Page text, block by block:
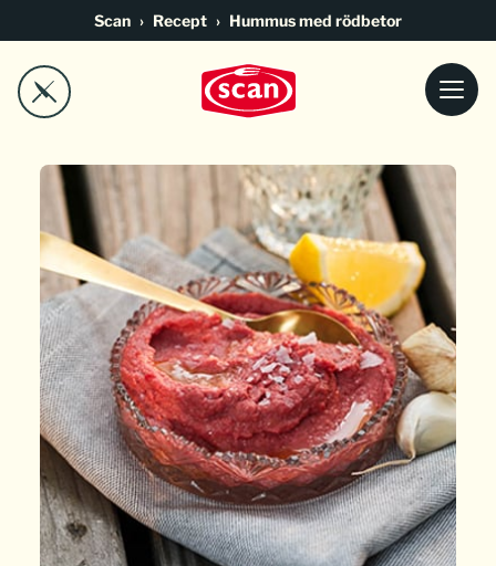
Scan Recept Hummus med rödbetor